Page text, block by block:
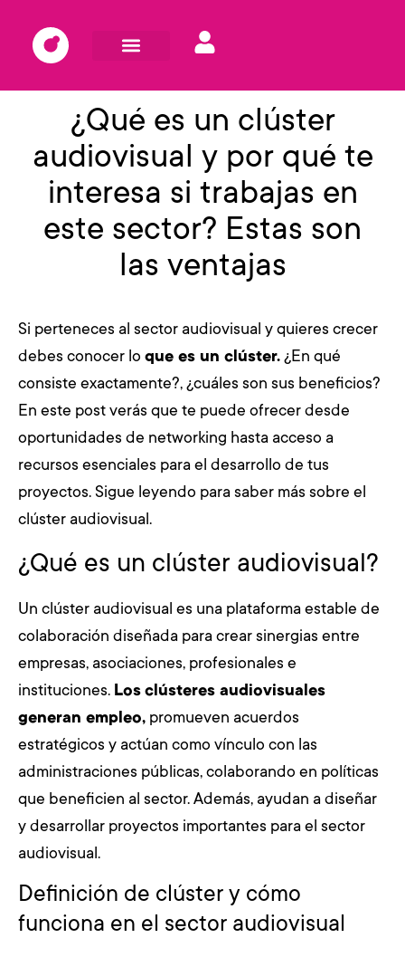
¿Qué es un clúster
audiovisual y por qué te
interesa si trabajas en
este sector? Estas son
las ventajas
Si perteneces al sector audiovisual y quieres crecer
debes conocer lo que es un clúster. ¿En qué
consiste exactamente?, ¿cuáles son sus beneficios?
En este post verás que te puede ofrecer desde
oportunidades de networking hasta acceso a
recursos esenciales para el desarrollo de tus
proyectos. Sigue leyendo para saber más sobre el
clúster audiovisual.
¿Qué es un clúster audiovisual?
Un clúster audiovisual es una plataforma estable de
colaboración diseñada para crear sinergias entre
empresas, asociaciones, profesionales e
instituciones. Los clústeres audiovisuales
generan empleo, promueven acuerdos
estratégicos y actúan como vínculo con las
administraciones públicas, colaborando en políticas
que beneficien al sector. Además, ayudan a diseñar
y desarrollar proyectos importantes para el sector
audiovisual.
Definición de clúster y cómo
funciona en el sector audiovisual